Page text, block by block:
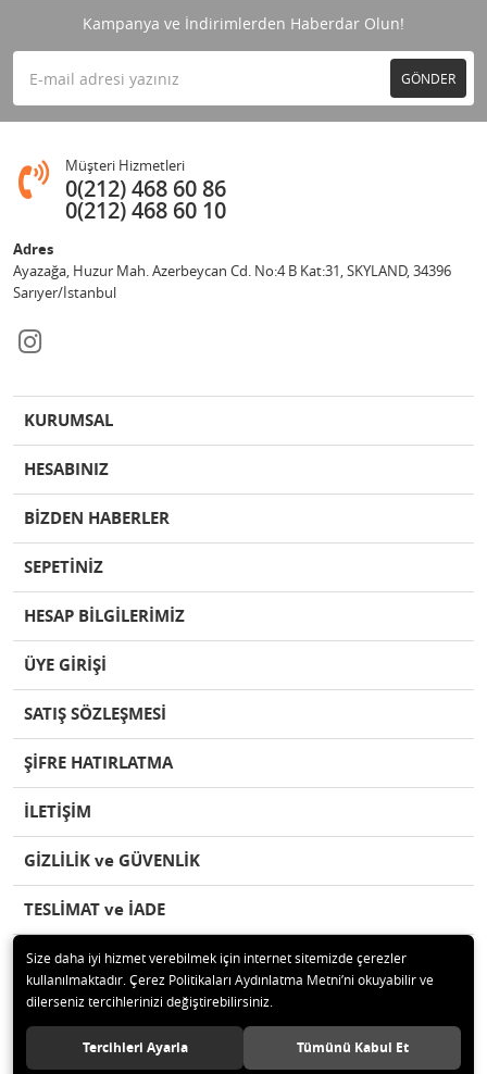
Kampanya ve İndirimlerden Haberdar Olun!
GÖNDER
Müşteri Hizmetleri
0(212) 468 60 86
0(212) 468 60 10
Adres
Ayazağa, Huzur Mah. Azerbeycan Cd. No:4 B Kat:31, SKYLAND, 34396
Sarıyer/İstanbul
KURUMSAL
HESABINIZ
BİZDEN HABERLER
SEPETİNİZ
HESAP BİLGİLERİMİZ
ÜYE GİRİŞİ
SATIŞ SÖZLEŞMESİ
ŞİFRE HATIRLATMA
İLETİŞİM
GİZLİLİK ve GÜVENLİK
TESLİMAT ve İADE
© 2020 herseypazari.com Tüm hakları saklıdır.
Size daha iyi hizmet verebilmek için internet sitemizde çerezler
kullanılmaktadır. Çerez Politikaları Aydınlatma Metni’ni okuyabilir ve
dilerseniz tercihlerinizi değiştirebilirsiniz.
Tercihleri Ayarla Tümünü Kabul Et